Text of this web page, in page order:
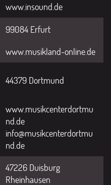
www.insound.de
99084 Erfurt
www.musikland-online.de
44379 Dortmund
www.musikcenterdortmu
nd.de
info@musikcenterdortmu
nd.de
47226 Duisburg
Rheinhausen